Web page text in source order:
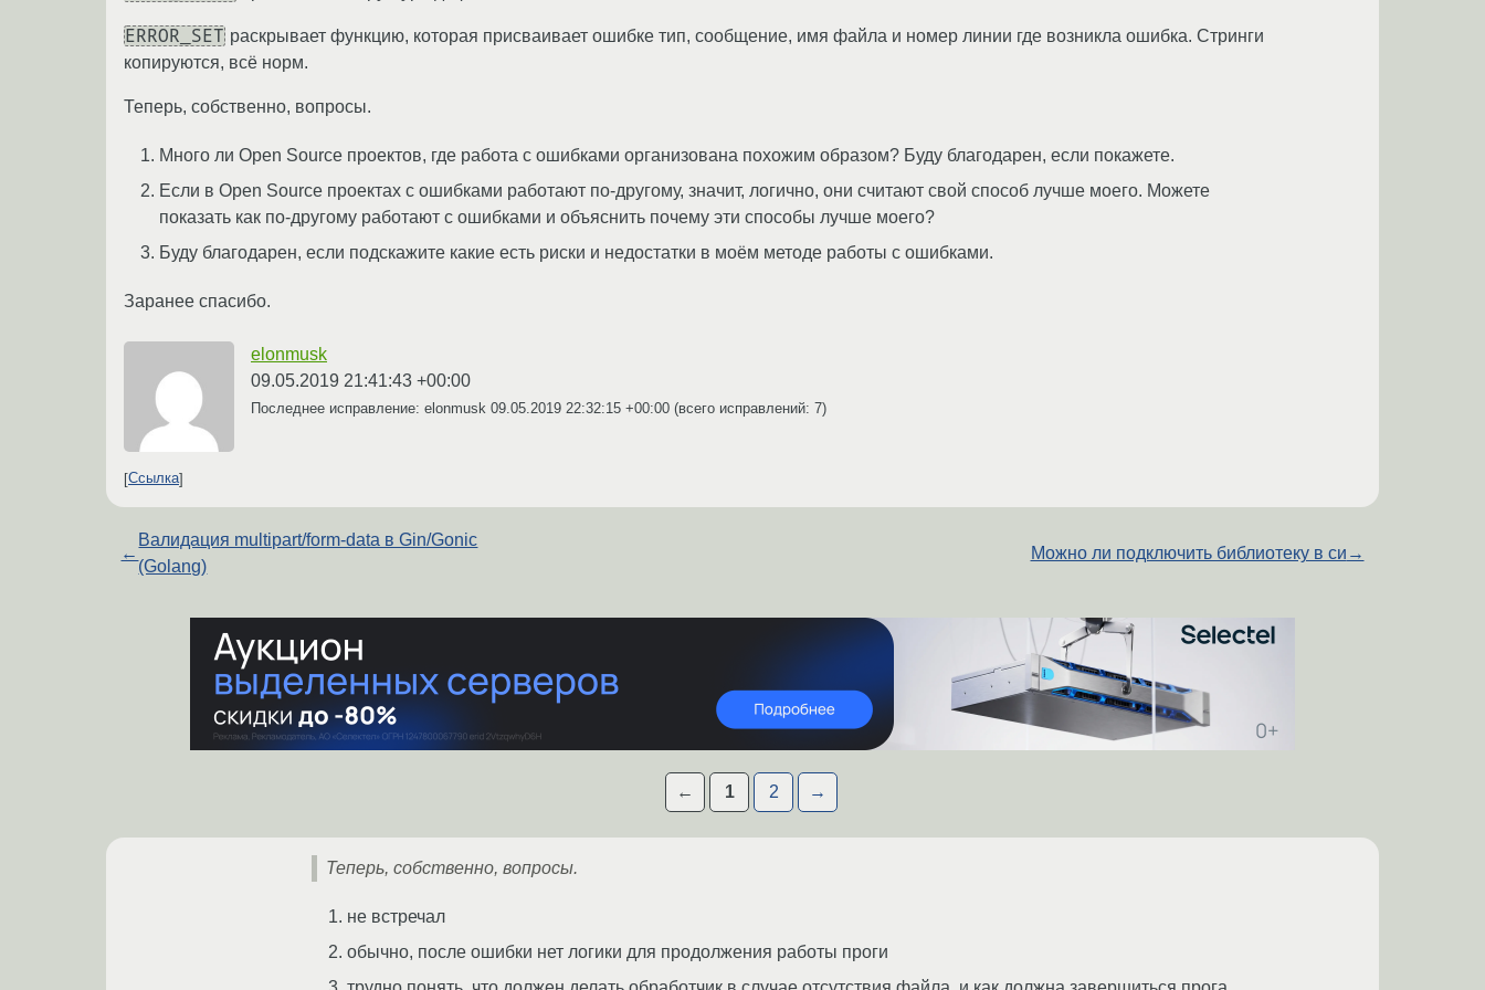
ERROR_SET раскрывает функцию, которая присваивает ошибке тип, сообщение, имя файла и номер линии где возникла ошибка. Стринги
копируются, всё норм.
Теперь, собственно, вопросы.
Много ли Open Source проектов, где работа с ошибками организована похожим образом? Буду благодарен, если покажете.
Если в Open Source проектах с ошибками работают по-другому, значит, логично, они считают свой способ лучше моего. Можете
показать как по-другому работают с ошибками и объяснить почему эти способы лучше моего?
Буду благодарен, если подскажите какие есть риски и недостатки в моём методе работы с ошибками.
Заранее спасибо.
elonmusk
09.05.2019 21:41:43 +00:00
Последнее исправление: elonmusk 09.05.2019 22:32:15 +00:00 (всего исправлений: 7)
Ссылка
←
Валидация multipart/form-data в Gin/Gonic
(Golang)
Можно ли подключить библиотеку в си →
← 1 2 →
Теперь, собственно, вопросы.
не встречал
обычно, после ошибки нет логики для продолжения работы проги